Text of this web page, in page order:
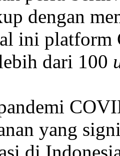
dengan
ini platform
dari 100
yang